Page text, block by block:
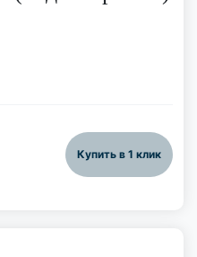
Купить в 1 клик